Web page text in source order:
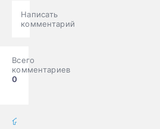
Написать
комментарий
Всего
комментариев
0